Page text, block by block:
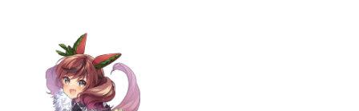
ろしくおねがいします。 【クラ
イアント】講談社『講談社ラノ